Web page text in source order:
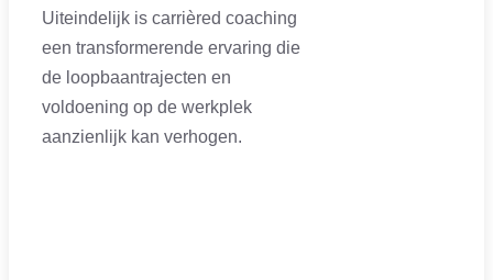
Uiteindelijk is carrièred coaching
een transformerende ervaring die
de loopbaantrajecten en
voldoening op de werkplek
aanzienlijk kan verhogen.